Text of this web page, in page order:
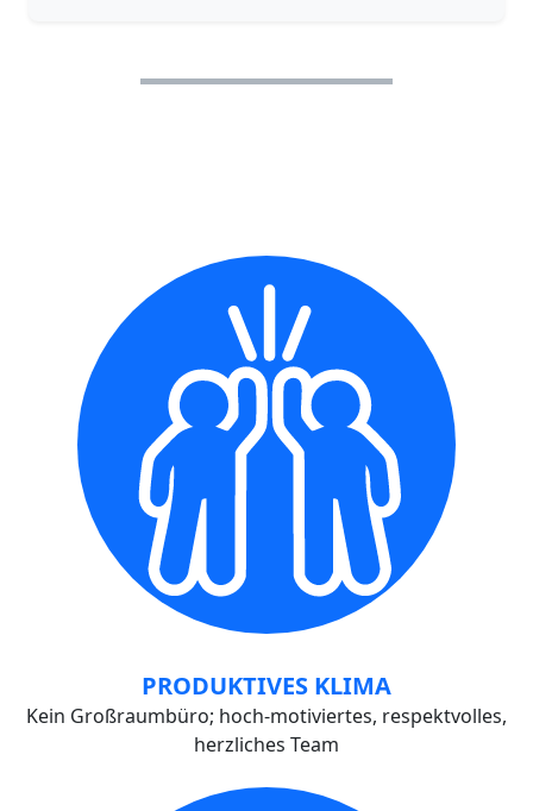
PRODUKTIVES KLIMA
Kein Großraumbüro; hoch-motiviertes, respektvolles,
herzliches Team